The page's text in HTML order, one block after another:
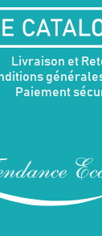
Livraison et
Paiement